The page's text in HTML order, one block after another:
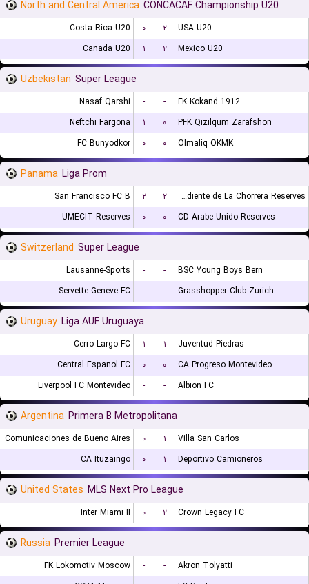
North and Central America CONCACAF Championship U20
Costa Rica U20 ۰ ۲
USA U20
Canada U20
۱ ۲ Mexico U20
Uzbekistan Super League
Nasaf Qarshi - -
FK Kokand 1912
Neftchi Fargona
۱ ۰
PFK Qizilqum Zarafshon
FC Bunyodkor
۰ ۰ Olmaliq OKMK
Panama Liga Prom
San Francisco FC B ۲ ۲
CA Independiente de La Chorrera Reserves
UMECIT Reserves
۰ ۰ CD Arabe Unido Reserves
Switzerland Super League
Lausanne-Sports - -
BSC Young Boys Bern
Servette Geneve FC
- - Grasshopper Club Zurich
Uruguay Liga AUF Uruguaya
Cerro Largo FC ۱ ۱
Juventud Piedras
Central Espanol FC
۰ ۰
CA Progreso Montevideo
Liverpool FC Montevideo
- - Albion FC
Argentina Primera B Metropolitana
Comunicaciones de Bueno Aires ۰ ۱
Villa San Carlos
CA Ituzaingo
۰ ۱ Deportivo Camioneros
United States MLS Next Pro League
Inter Miami II ۰ ۲ Crown Legacy FC
Russia Premier League
FK Lokomotiv Moscow - -
Akron Tolyatti